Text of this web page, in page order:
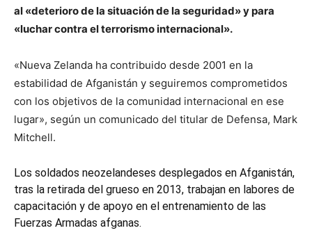
al «deterioro de la situación de la seguridad» y para
«luchar contra el terrorismo internacional».
«Nueva Zelanda ha contribuido desde 2001 en la
estabilidad de Afganistán y seguiremos comprometidos
con los objetivos de la comunidad internacional en ese
lugar», según un comunicado del titular de Defensa, Mark
Mitchell.
Los soldados neozelandeses desplegados en Afganistán,
tras la retirada del grueso en 2013, trabajan en labores de
capacitación y de apoyo en el entrenamiento de las
Fuerzas Armadas afganas.